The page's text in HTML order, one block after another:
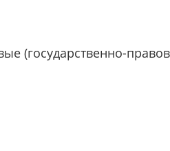
(государственно-